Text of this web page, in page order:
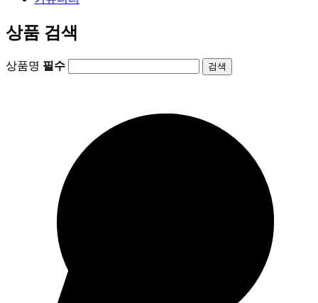
상품 검색
상품명 필수